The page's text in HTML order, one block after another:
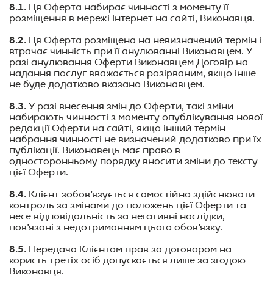
8.1. Ця Оферта набирає чинності з моменту її
розміщення в мережі Інтернет на сайті, Виконавця.
8.2. Ця Оферта розміщена на невизначений термін і
втрачає чинність при її анулюванні Виконавцем. У
разі анулювання Оферти Виконавцем Договір на
надання послуг вважається розірваним, якщо інше
не буде додатково вказано Виконавцем.
8.3. У разі внесення змін до Оферти, такі зміни
набирають чинності з моменту опублікування нової
редакції Оферти на сайті, якщо інший термін
набрання чинності не визначений додатково при їх
публікації. Виконавець має право в
односторонньому порядку вносити зміни до тексту
цієї Оферти.
8.4. Клієнт зобов’язується самостійно здійснювати
контроль за змінами до положень цієї Оферти та
несе відповідальність за негативні наслідки,
пов’язані з недотриманням цього обов’язку.
8.5. Передача Клієнтом прав за договором на
користь третіх осіб допускається лише за згодою
Виконавця.